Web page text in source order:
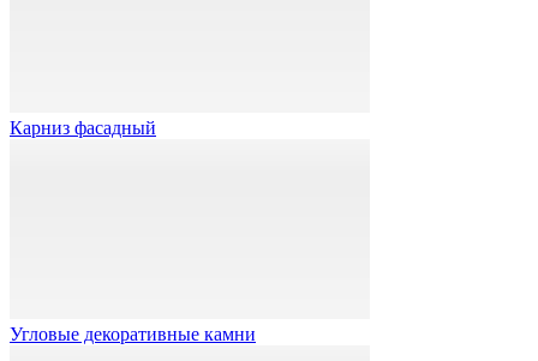
Карниз фасадный
Угловые декоративные камни